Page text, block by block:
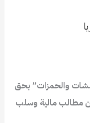
والحمزات” بحق
مطالب مالية وسلب